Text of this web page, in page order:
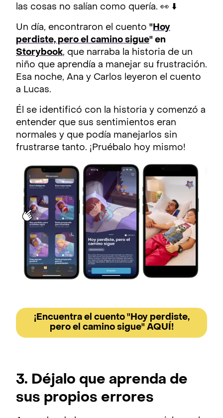
las cosas no salían como quería. 👀 ⬇️
Un día, encontraron el cuento "Hoy
perdiste, pero el camino sigue" en
Storybook, que narraba la historia de un
niño que aprendía a manejar su frustración.
Esa noche, Ana y Carlos leyeron el cuento
a Lucas.
Él se identificó con la historia y comenzó a
entender que sus sentimientos eran
normales y que podía manejarlos sin
frustrarse tanto. ¡Pruébalo hoy mismo!
¡Encuentra el cuento "Hoy perdiste,
pero el camino sigue" AQUÍ!
3. Déjalo que aprenda de
sus propios errores